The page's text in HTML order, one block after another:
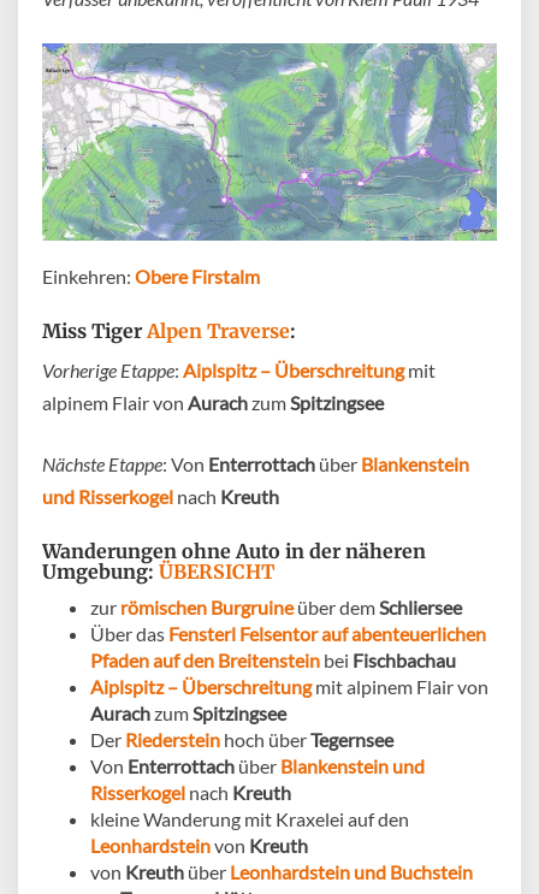
Einkehren: Obere Firstalm
Miss TigerAlpen Traverse:
Vorherige Etappe: Aiplspitz – Überschreitungmit
alpinem Flair von AurachzumSpitzingsee
Nächste Etappe: Von Enterrottach über Blankenstein
und Risserkogel nach Kreuth
Wanderungen ohne Auto in der näheren
Umgebung: ÜBERSICHT
zur römischen Burgruineüber demSchliersee
Über das Fensterl Felsentor auf abenteuerlichen
Pfaden auf den Breitenstein bei Fischbachau
Aiplspitz – Überschreitungmit alpinem Flair von
AurachzumSpitzingsee
Der Riederstein hoch überTegernsee
Von Enterrottach über Blankenstein und
Risserkogel nach Kreuth
kleine Wanderung mit Kraxelei auf den
Leonhardsteinvon Kreuth
von Kreuth über Leonhardstein und Buchstein